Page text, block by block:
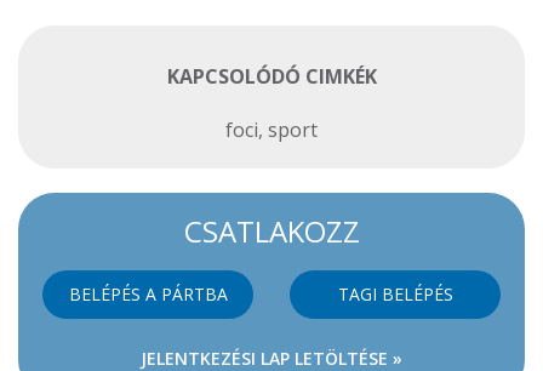
KAPCSOLÓDÓ CIMKÉK
foci, sport
CSATLAKOZZ
BELÉPÉS A PÁRTBA TAGI BELÉPÉS
JELENTKEZÉSI LAP LETÖLTÉSE »